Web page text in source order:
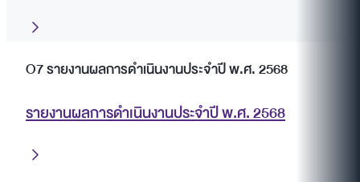
O7 รายงานผลการดำเนินงานประจำปี พ.ศ. 2568
รายงานผลการดำเนินงานประจำปี พ.ศ. 2568